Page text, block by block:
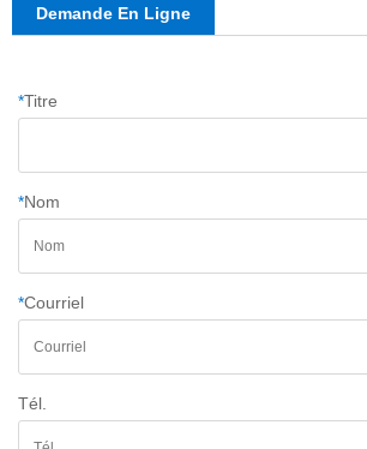
Demande En Ligne
*Titre
*Nom
*Courriel
Tél.